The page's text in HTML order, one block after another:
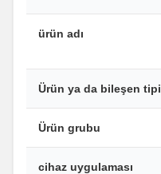
ürün adı
Ürün ya da bileşen tipi
Ürün grubu
cihaz uygulaması